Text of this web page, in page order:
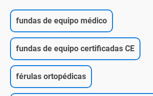
fundas de equipo médico
fundas de equipo certificadas CE
férulas ortopédicas